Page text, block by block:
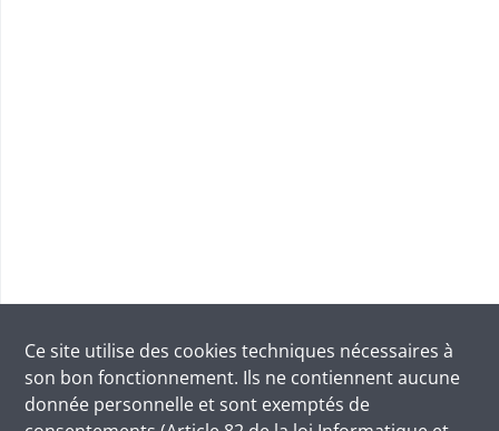
Ce site utilise des cookies techniques nécessaires à
son bon fonctionnement. Ils ne contiennent aucune
donnée personnelle et sont exemptés de